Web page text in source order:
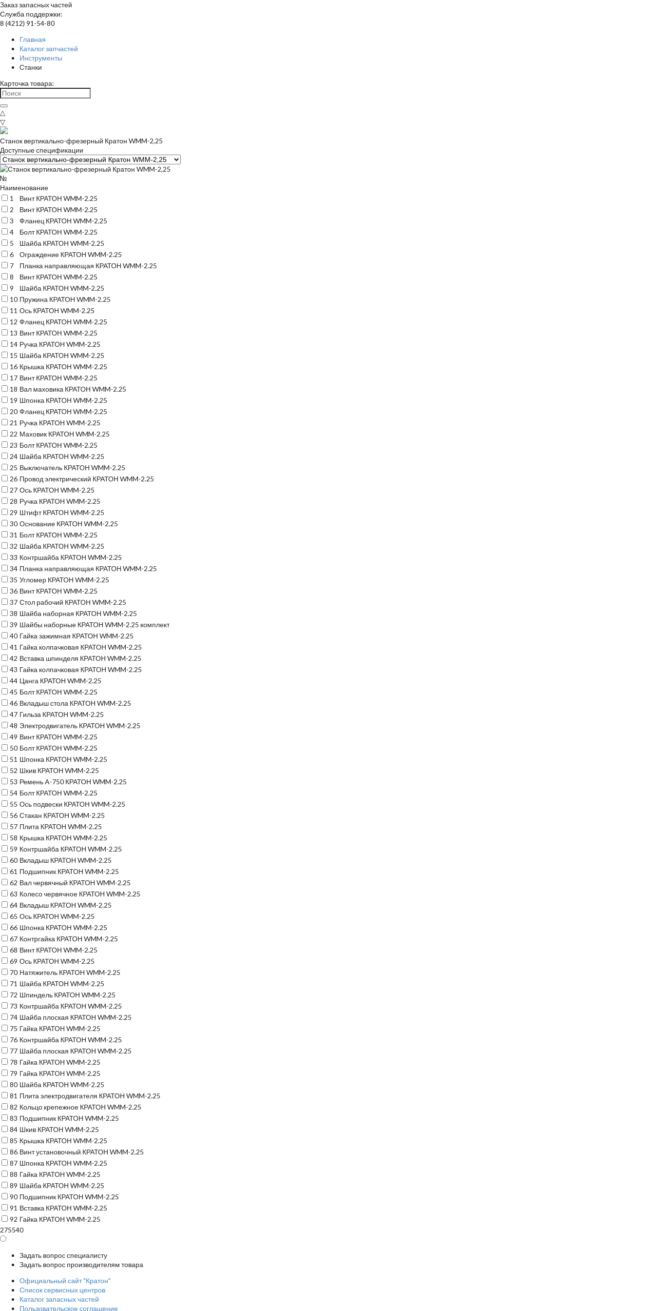
Заказ запасных частей
Служба поддержки:
8 (4212) 91-54-80
Главная
Каталог запчастей
Инструменты
Станки
Карточка товара:
△
▽
Станок вертикально-фрезерный Кратон WMM-2,25
Доступные спецификации
№
Наименование
1
Винт КРАТОН WMM-2.25
2
Винт КРАТОН WMM-2.25
3
Фланец КРАТОН WMM-2.25
4
Болт КРАТОН WMM-2.25
5
Шайба КРАТОН WMM-2.25
6
Ограждение КРАТОН WMM-2.25
7
Планка направляющая КРАТОН WMM-2.25
8
Винт КРАТОН WMM-2.25
9
Шайба КРАТОН WMM-2.25
10 Пружина КРАТОН WMM-2.25
11 Ось КРАТОН WMM-2.25
12 Фланец КРАТОН WMM-2.25
13 Винт КРАТОН WMM-2.25
14 Ручка КРАТОН WMM-2.25
15 Шайба КРАТОН WMM-2.25
16 Крышка КРАТОН WMM-2.25
17 Винт КРАТОН WMM-2.25
18 Вал маховика КРАТОН WMM-2.25
19 Шпонка КРАТОН WMM-2.25
20 Фланец КРАТОН WMM-2.25
21 Ручка КРАТОН WMM-2.25
22 Маховик КРАТОН WMM-2.25
23 Болт КРАТОН WMM-2.25
24 Шайба КРАТОН WMM-2.25
25 Выключатель КРАТОН WMM-2.25
26 Провод электрический КРАТОН WMM-2.25
27 Ось КРАТОН WMM-2.25
28 Ручка КРАТОН WMM-2.25
29 Штифт КРАТОН WMM-2.25
30 Основание КРАТОН WMM-2.25
31 Болт КРАТОН WMM-2.25
32 Шайба КРАТОН WMM-2.25
33 Контршайба КРАТОН WMM-2.25
34 Планка направляющая КРАТОН WMM-2.25
35 Угломер КРАТОН WMM-2.25
36 Винт КРАТОН WMM-2.25
37 Стол рабочий КРАТОН WMM-2.25
38 Шайба наборная КРАТОН WMM-2.25
39 Шайбы наборные КРАТОН WMM-2.25 комплект
40 Гайка зажимная КРАТОН WMM-2.25
41 Гайка колпачковая КРАТОН WMM-2.25
42 Вставка шпинделя КРАТОН WMM-2.25
43 Гайка колпачковая КРАТОН WMM-2.25
44 Цанга КРАТОН WMM-2.25
45 Болт КРАТОН WMM-2.25
46 Вкладыш стола КРАТОН WMM-2.25
47 Гильза КРАТОН WMM-2.25
48 Электродвигатель КРАТОН WMM-2.25
49 Винт КРАТОН WMM-2.25
50 Болт КРАТОН WMM-2.25
51 Шпонка КРАТОН WMM-2.25
52 Шкив КРАТОН WMM-2.25
53 Ремень A-750 КРАТОН WMM-2.25
54 Болт КРАТОН WMM-2.25
55 Ось подвески КРАТОН WMM-2.25
56 Стакан КРАТОН WMM-2.25
57 Плита КРАТОН WMM-2.25
58 Крышка КРАТОН WMM-2.25
59 Контршайба КРАТОН WMM-2.25
60 Вкладыш КРАТОН WMM-2.25
61 Подшипник КРАТОН WMM-2.25
62 Вал червячный КРАТОН WMM-2.25
63 Колесо червячное КРАТОН WMM-2.25
64 Вкладыш КРАТОН WMM-2.25
65 Ось КРАТОН WMM-2.25
66 Шпонка КРАТОН WMM-2.25
67 Контргайка КРАТОН WMM-2.25
68 Винт КРАТОН WMM-2.25
69 Ось КРАТОН WMM-2.25
70 Натяжитель КРАТОН WMM-2.25
71 Шайба КРАТОН WMM-2.25
72 Шпиндель КРАТОН WMM-2.25
73 Контршайба КРАТОН WMM-2.25
74 Шайба плоская КРАТОН WMM-2.25
75 Гайка КРАТОН WMM-2.25
76 Контршайба КРАТОН WMM-2.25
77 Шайба плоская КРАТОН WMM-2.25
78 Гайка КРАТОН WMM-2.25
79 Гайка КРАТОН WMM-2.25
80 Шайба КРАТОН WMM-2.25
81 Плита электродвигателя КРАТОН WMM-2.25
82 Кольцо крепежное КРАТОН WMM-2.25
83 Подшипник КРАТОН WMM-2.25
84 Шкив КРАТОН WMM-2.25
85 Крышка КРАТОН WMM-2.25
86 Винт установочный КРАТОН WMM-2.25
87 Шпонка КРАТОН WMM-2.25
88 Гайка КРАТОН WMM-2.25
89 Шайба КРАТОН WMM-2.25
90 Подшипник КРАТОН WMM-2.25
91 Вставка КРАТОН WMM-2.25
92 Гайка КРАТОН WMM-2.25
275540
Задать вопрос специалисту
Задать вопрос производителям товара
Официальный сайт "Кратон"
Список сервисных центров
Каталог запасных частей
Пользовательское соглашение